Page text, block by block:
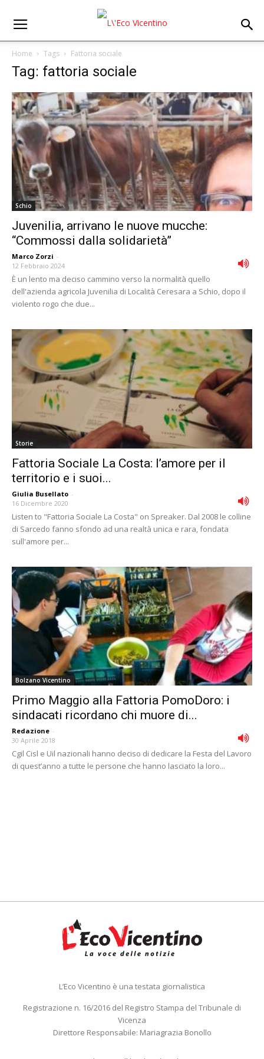
Home Tags Fattoria sociale
Tag: fattoria sociale
Schio
Juvenilia, arrivano le nuove mucche:
“Commossi dalla solidarietà”
Marco Zorzi -
12 Febbraio 2024
È un lento ma deciso cammino verso la normalità quello
dell'azienda agricola Juvenilia di Località Ceresara a Schio, dopo il
violento rogo che due...
Storie
Fattoria Sociale La Costa: l’amore per il
territorio e i suoi...
Giulia Busellato -
16 Dicembre 2020
Listen to "Fattoria Sociale La Costa" on Spreaker. Dal 2008 le colline
di Sarcedo fanno sfondo ad una realtà unica e rara, fondata
sull'amore per...
Bolzano Vicentino
Primo Maggio alla Fattoria PomoDoro: i
sindacati ricordano chi muore di...
Redazione -
30 Aprile 2018
Cgil Cisl e Uil nazionali hanno deciso di dedicare la Festa del Lavoro
di quest’anno a tutte le persone che hanno lasciato la loro...
L’Eco Vicentino è una testata giornalistica
Registrazione n. 16/2016 del Registro Stampa del Tribunale di
Vicenza
Direttore Responsabile: Mariagrazia Bonollo